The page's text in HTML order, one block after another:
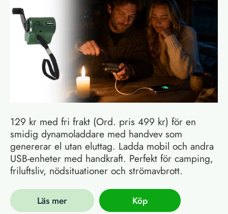
129 kr med fri frakt (Ord. pris 499 kr) för en
smidig dynamoladdare med handvev som
genererar el utan eluttag. Ladda mobil och andra
USB-enheter med handkraft. Perfekt för camping,
friluftsliv, nödsituationer och strömavbrott.
Läs mer Köp